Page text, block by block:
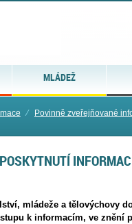
MLÁDEŽ
⁄
Povinně zveřejňované
mládeže a tělovýchovy
k informacím, ve znění